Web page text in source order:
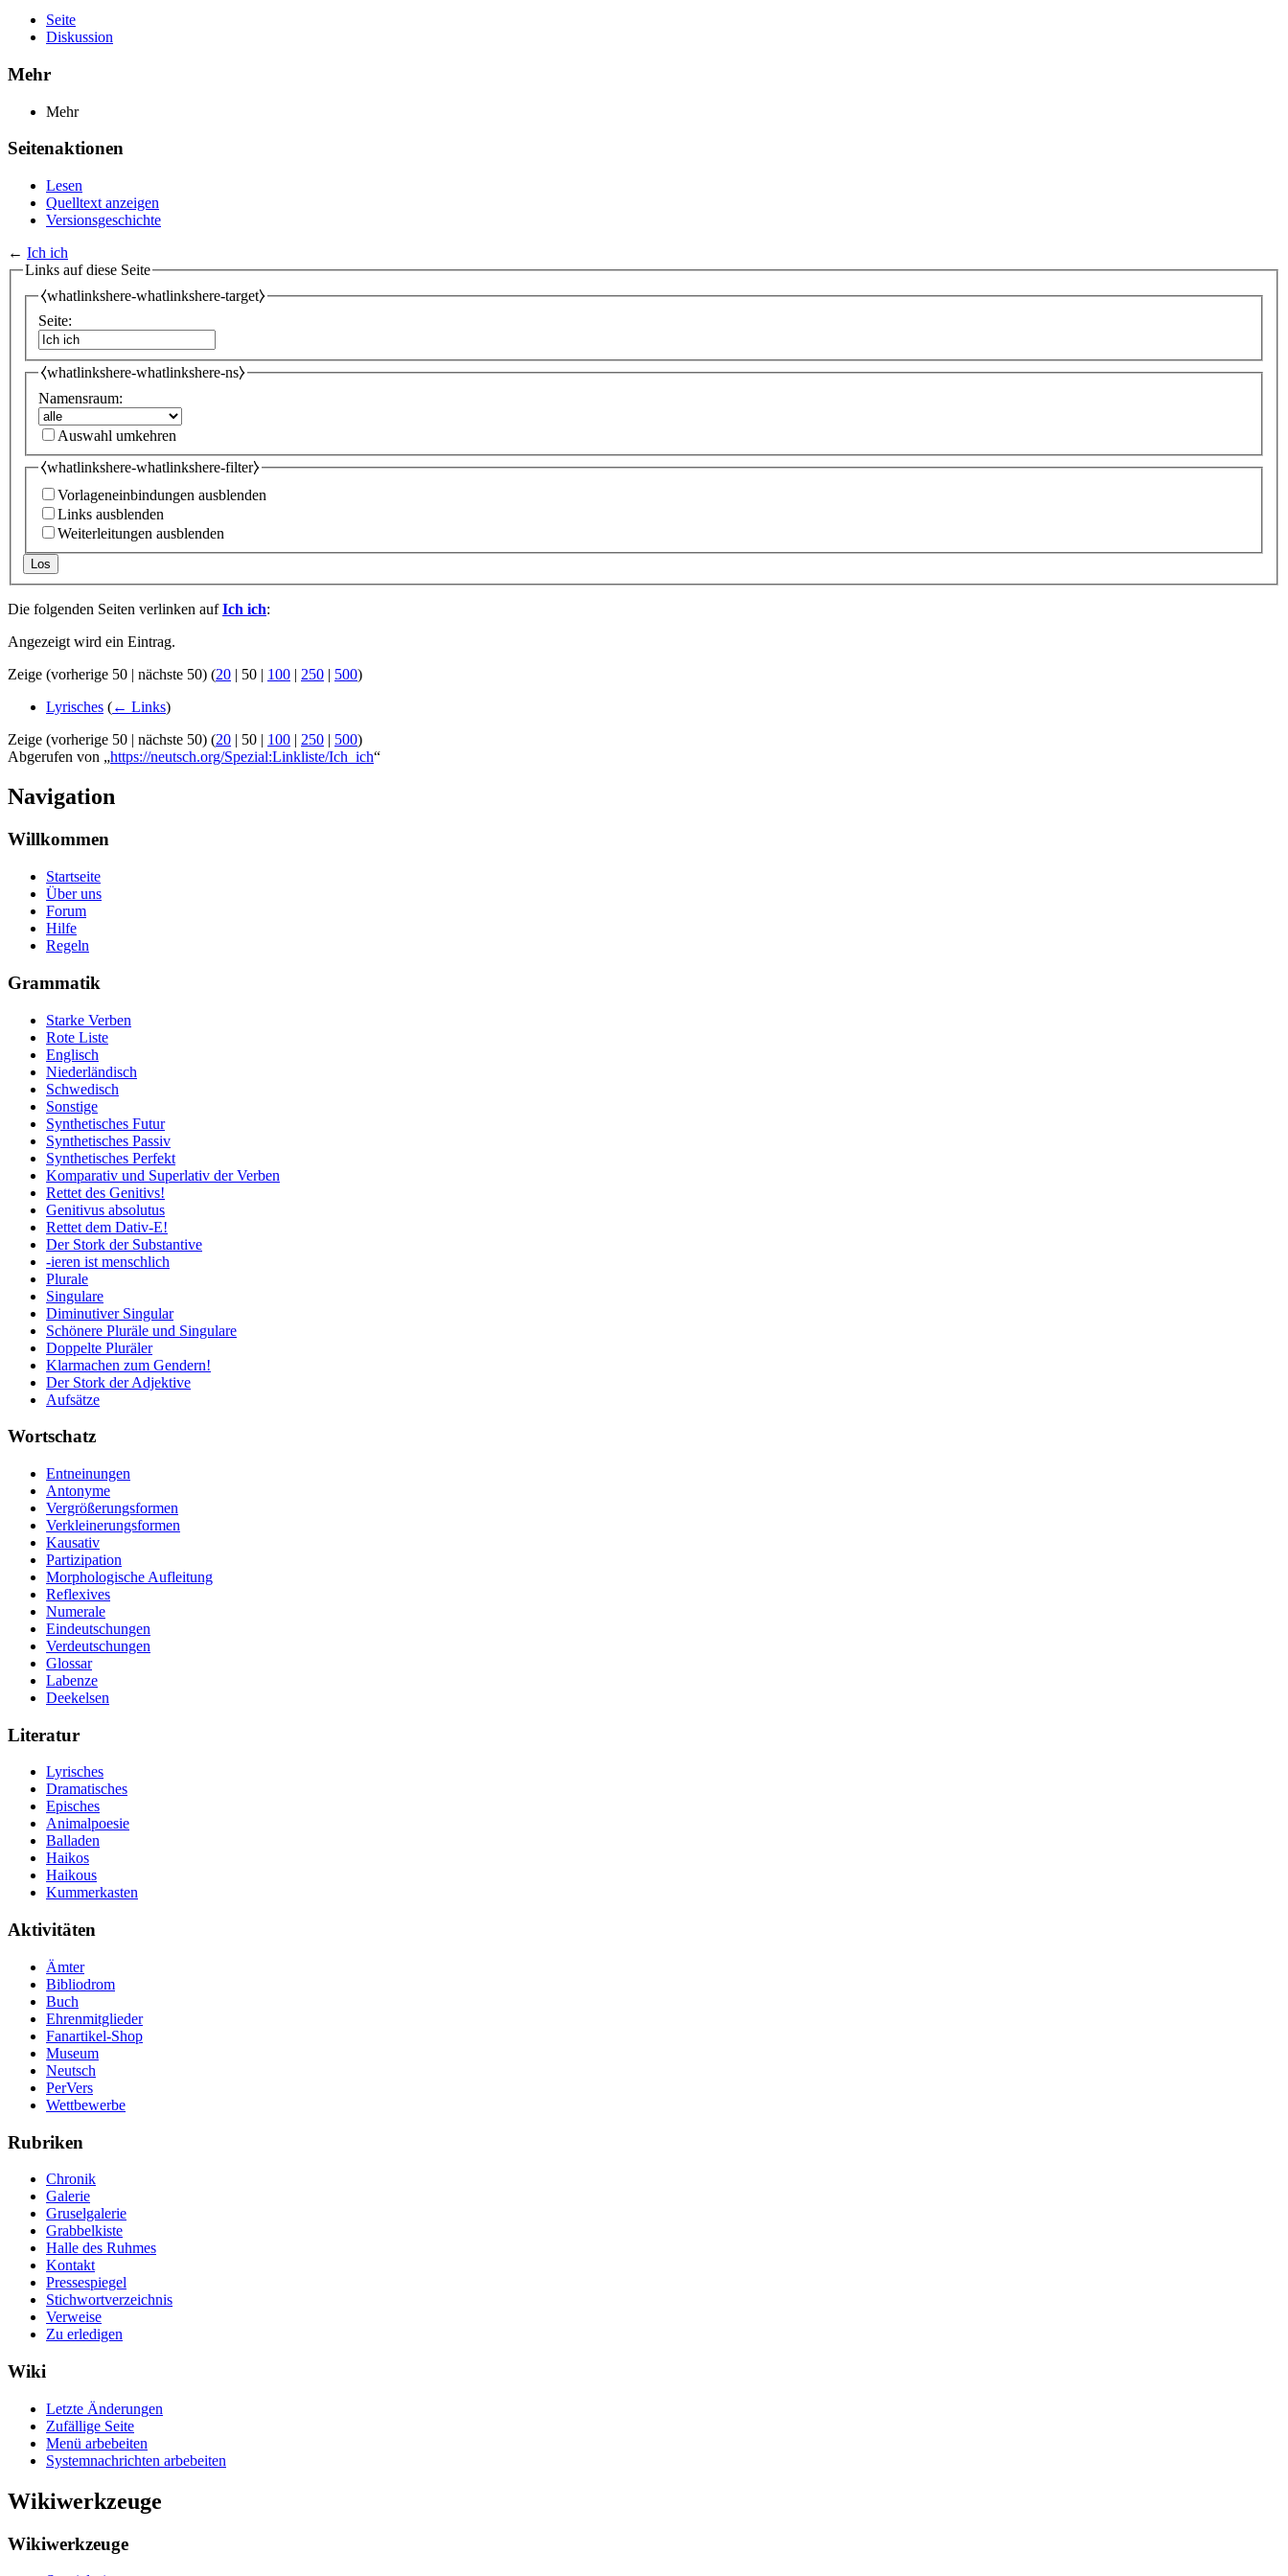
Seite
Diskussion
Mehr
Mehr
Seitenaktionen
Lesen
Quelltext anzeigen
Versionsgeschichte
← Ich ich
Links auf diese Seite
⧼whatlinkshere-whatlinkshere-target⧽
Seite:
⧼whatlinkshere-whatlinkshere-ns⧽
Namensraum:
Auswahl umkehren
⧼whatlinkshere-whatlinkshere-filter⧽
Vorlageneinbindungen ausblenden
Links ausblenden
Weiterleitungen ausblenden
Los
Die folgenden Seiten verlinken aufIch ich:
Angezeigt wird ein Eintrag.
Zeige (vorherige 50 | nächste 50) (20 | 50 | 100 | 250 | 500)
Lyrisches (← Links)
Zeige (vorherige 50 | nächste 50) (20 | 50 | 100 | 250 | 500)
Abgerufen von „https://neutsch.org/Spezial:Linkliste/Ich_ich“
Navigation
Willkommen
Startseite
Über uns
Forum
Hilfe
Regeln
Grammatik
Starke Verben
Rote Liste
Englisch
Niederländisch
Schwedisch
Sonstige
Synthetisches Futur
Synthetisches Passiv
Synthetisches Perfekt
Komparativ und Superlativ der Verben
Rettet des Genitivs!
Genitivus absolutus
Rettet dem Dativ-E!
Der Stork der Substantive
-ieren ist menschlich
Plurale
Singulare
Diminutiver Singular
Schönere Pluräle und Singulare
Doppelte Pluräler
Klarmachen zum Gendern!
Der Stork der Adjektive
Aufsätze
Wortschatz
Entneinungen
Antonyme
Vergrößerungsformen
Verkleinerungsformen
Kausativ
Partizipation
Morphologische Aufleitung
Reflexives
Numerale
Eindeutschungen
Verdeutschungen
Glossar
Labenze
Deekelsen
Literatur
Lyrisches
Dramatisches
Episches
Animalpoesie
Balladen
Haikos
Haikous
Kummerkasten
Aktivitäten
Ämter
Bibliodrom
Buch
Ehrenmitglieder
Fanartikel-Shop
Museum
Neutsch
PerVers
Wettbewerbe
Rubriken
Chronik
Galerie
Gruselgalerie
Grabbelkiste
Halle des Ruhmes
Kontakt
Pressespiegel
Stichwortverzeichnis
Verweise
Zu erledigen
Wiki
Letzte Änderungen
Zufällige Seite
Menü arbebeiten
Systemnachrichten arbebeiten
Wikiwerkzeuge
Wikiwerkzeuge